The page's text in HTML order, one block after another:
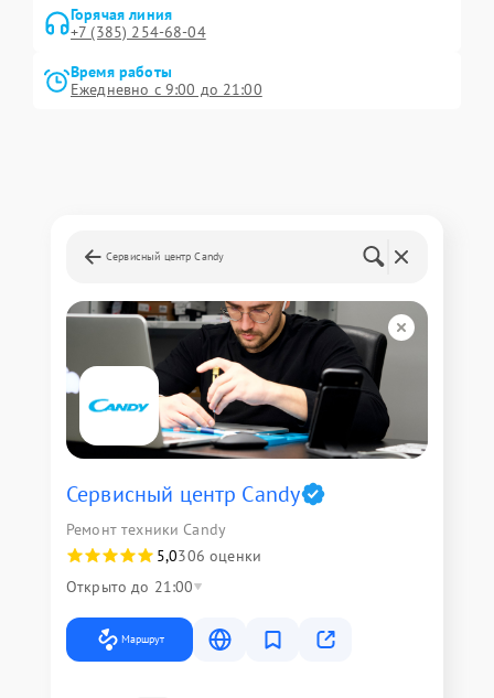
Горячая линия
+7 (385) 254-68-04
Время работы
Ежедневно с 9:00 до 21:00
Сервисный центр Candy
Сервисный центр Candy
Ремонт техники Candy
5,0306 оценки
Открыто до 21:00
Маршрут